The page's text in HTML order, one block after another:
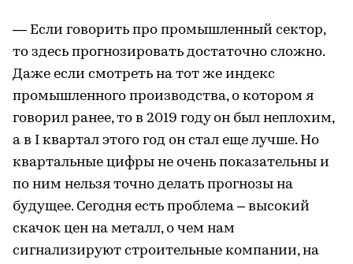
— Если говорить про промышленный сектор,
то здесь прогнозировать достаточно сложно.
Даже если смотреть на тот же индекс
промышленного производства, о котором я
говорил ранее, то в 2019 году он был неплохим,
а в I квартал этого год он стал еще лучше. Но
квартальные цифры не очень показательны и
по ним нельзя точно делать прогнозы на
будущее. Сегодня есть проблема – высокий
скачок цен на металл, о чем нам
сигнализируют строительные компании, на